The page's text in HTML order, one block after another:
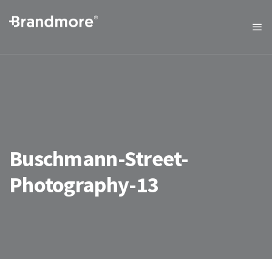
Buschmann-Street-
Photography-13